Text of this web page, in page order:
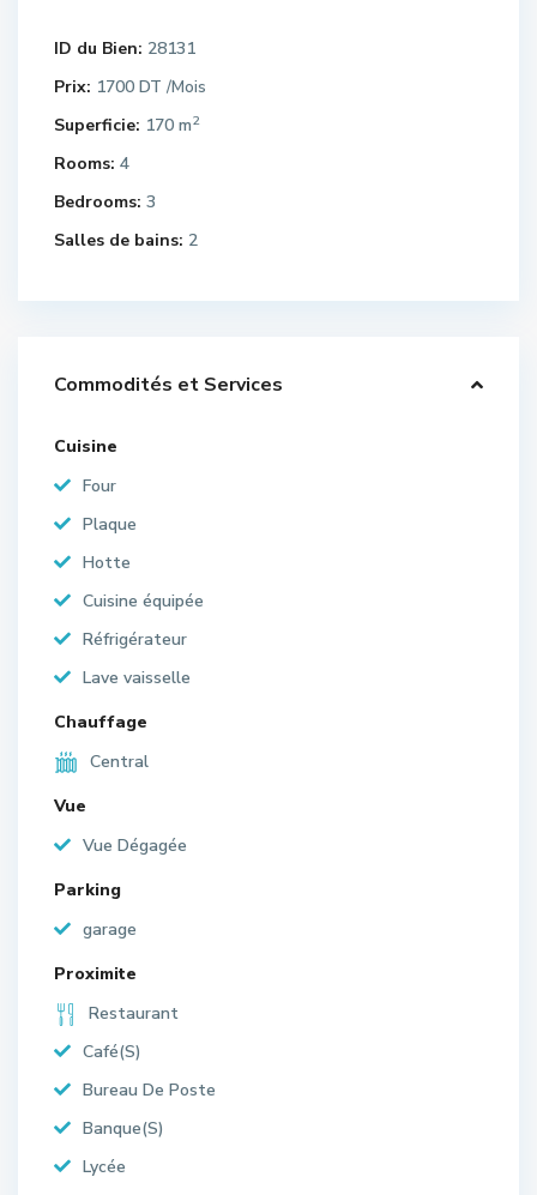
ID du Bien: 28131
Prix: 1700 DT /Mois
Superficie: 170 m2
Rooms: 4
Bedrooms: 3
Salles de bains: 2
Commodités et Services
Cuisine
Four
Plaque
Hotte
Cuisine équipée
Réfrigérateur
Lave vaisselle
Chauffage
Central
Vue
Vue Dégagée
Parking
garage
Proximite
Restaurant
Café(S)
Bureau De Poste
Banque(S)
Lycée